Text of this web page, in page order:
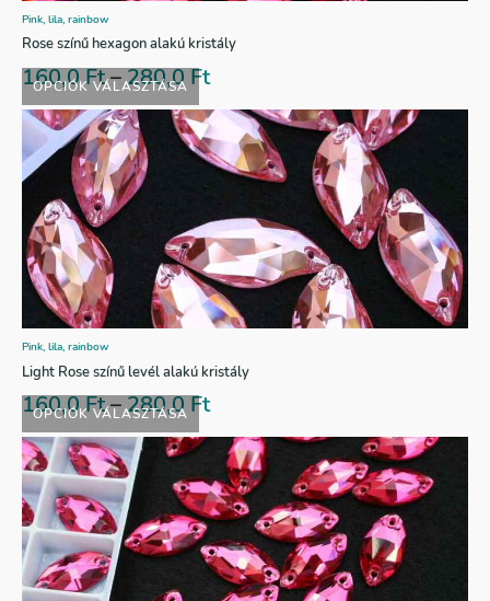
OPCIÓK VÁLASZTÁSA
Pink, lila, rainbow
Rose színű hexagon alakú kristály
160,0Ft–280,0Ft
OPCIÓK VÁLASZTÁSA
Pink, lila, rainbow
Light Rose színű levél alakú kristály
160,0Ft–280,0Ft